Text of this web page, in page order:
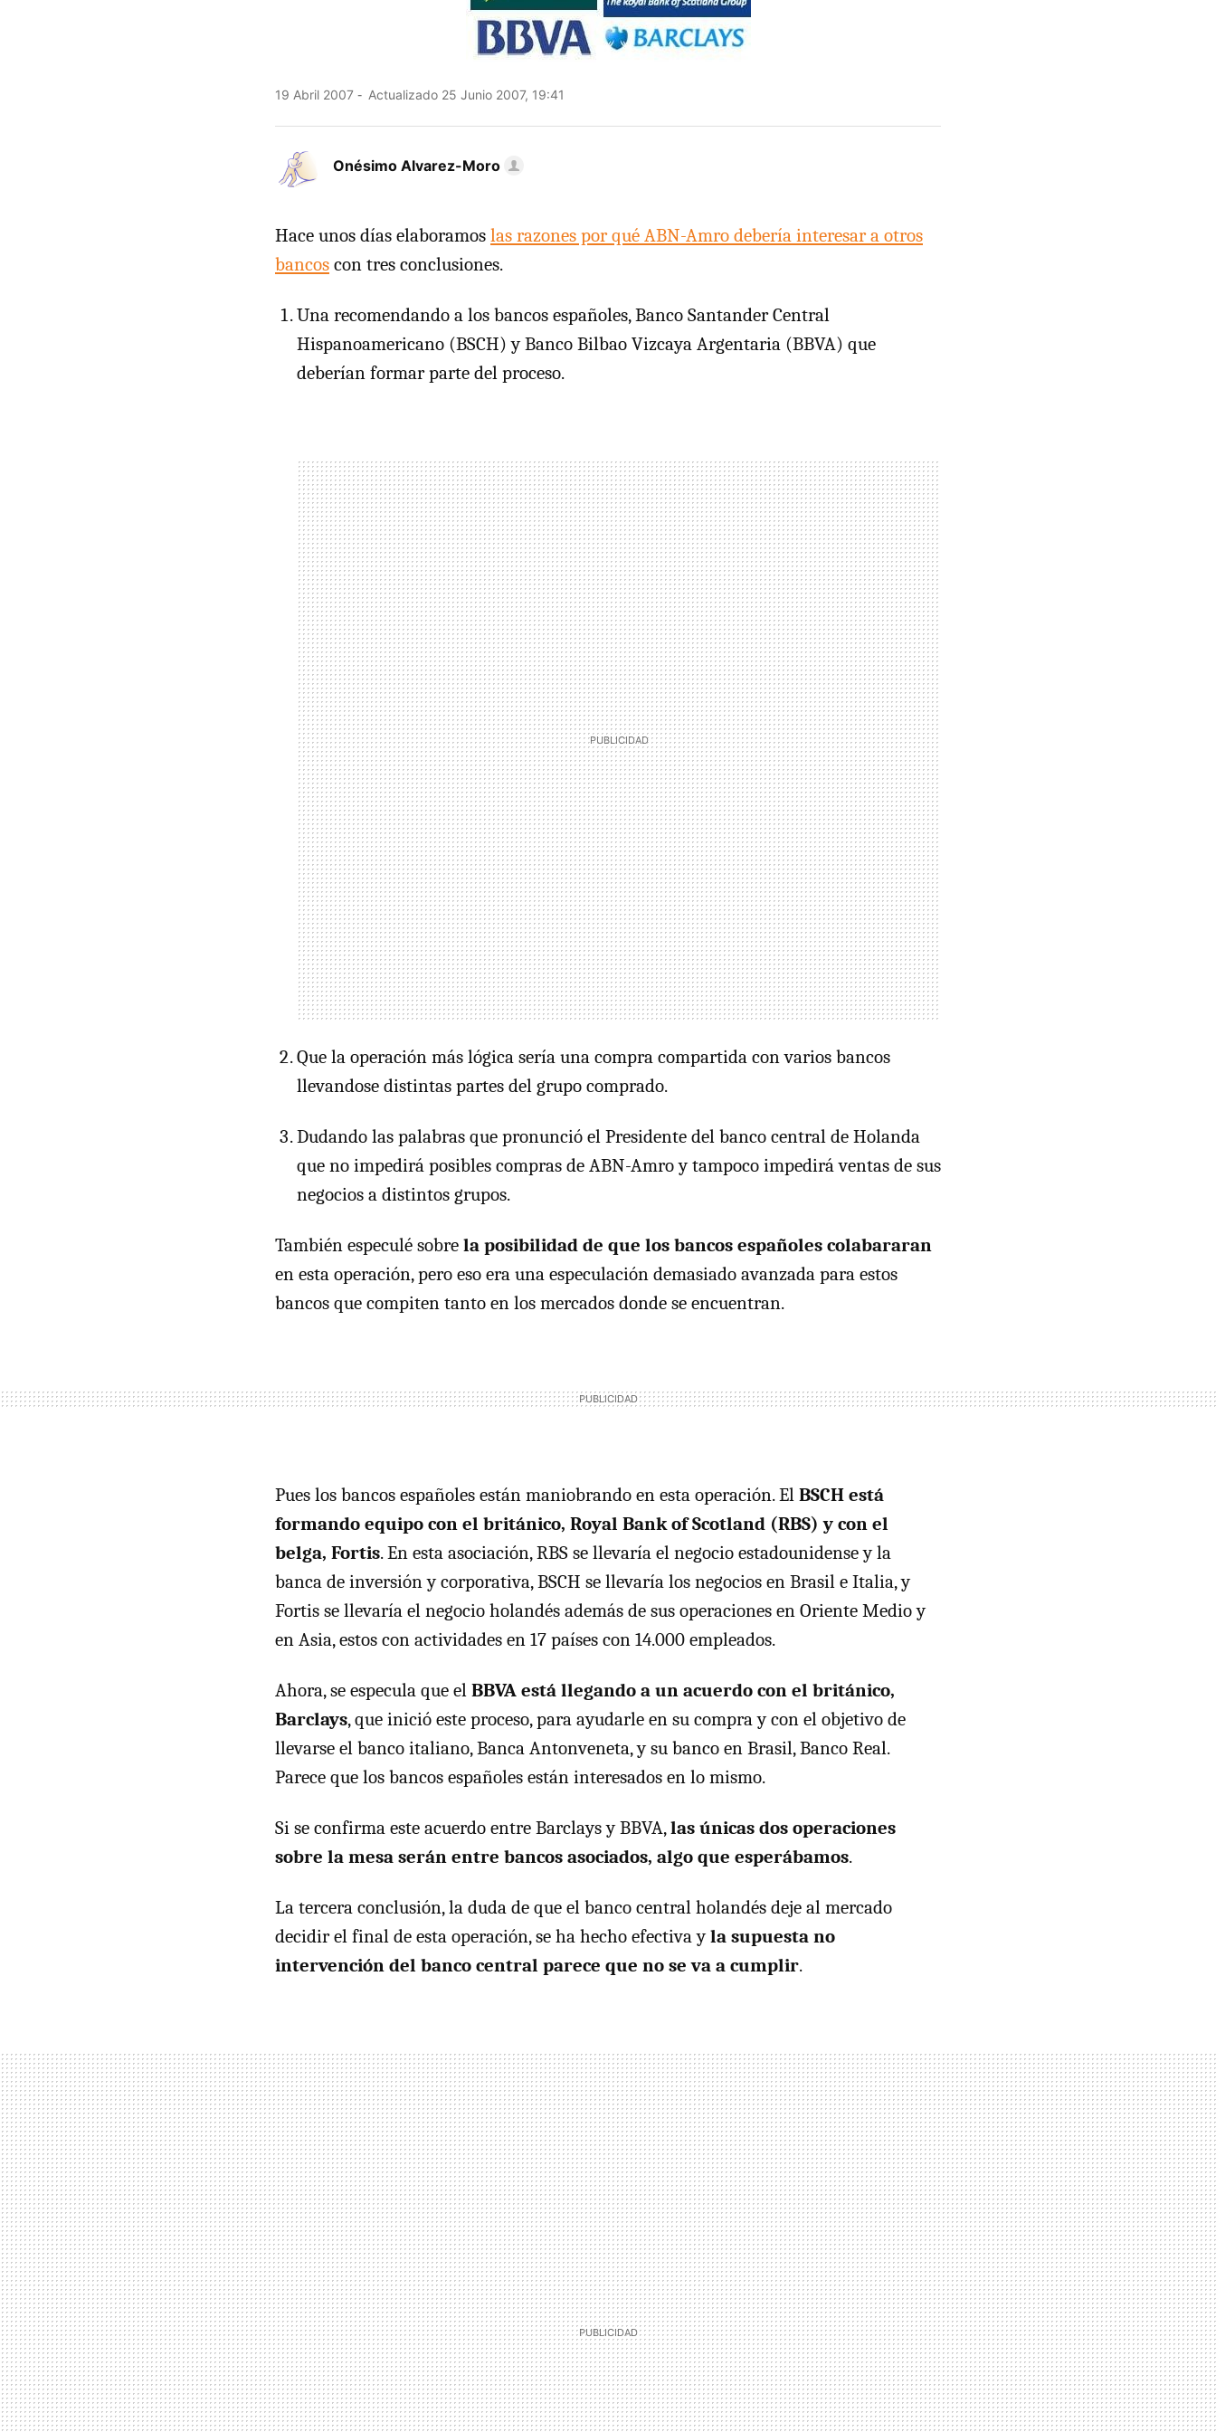
19 Abril 2007 Actualizado 25 Junio 2007, 19:41
Onésimo Alvarez-Moro
Hace unos días elaboramos las razones por qué ABN-Amro debería interesar a otros
bancos con tres conclusiones.
Una recomendando a los bancos españoles, Banco Santander Central
Hispanoamericano (BSCH) y Banco Bilbao Vizcaya Argentaria (BBVA) que
deberían formar parte del proceso.
Que la operación más lógica sería una compra compartida con varios bancos
llevandose distintas partes del grupo comprado.
Dudando las palabras que pronunció el Presidente del banco central de Holanda
que no impedirá posibles compras de ABN-Amro y tampoco impedirá ventas de sus
negocios a distintos grupos.
También especulé sobre la posibilidad de que los bancos españoles colabararan
en esta operación, pero eso era una especulación demasiado avanzada para estos
bancos que compiten tanto en los mercados donde se encuentran.
Pues los bancos españoles están maniobrando en esta operación. El BSCH está
formando equipo con el británico, Royal Bank of Scotland (RBS) y con el
belga, Fortis. En esta asociación, RBS se llevaría el negocio estadounidense y la
banca de inversión y corporativa, BSCH se llevaría los negocios en Brasil e Italia, y
Fortis se llevaría el negocio holandés además de sus operaciones en Oriente Medio y
en Asia, estos con actividades en 17 países con 14.000 empleados.
Ahora, se especula que el BBVA está llegando a un acuerdo con el británico,
Barclays, que inició este proceso, para ayudarle en su compra y con el objetivo de
llevarse el banco italiano, Banca Antonveneta, y su banco en Brasil, Banco Real.
Parece que los bancos españoles están interesados en lo mismo.
Si se confirma este acuerdo entre Barclays y BBVA,las únicas dos operaciones
sobre la mesa serán entre bancos asociados, algo que esperábamos.
La tercera conclusión, la duda de que el banco central holandés deje al mercado
decidir el final de esta operación, se ha hecho efectiva yla supuesta no
intervención del banco central parece que no se va a cumplir.